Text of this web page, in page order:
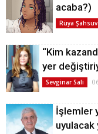
acaba?)
Rüya
“Kim
yer
Sevginar Sali
İşlemler
uyulacak